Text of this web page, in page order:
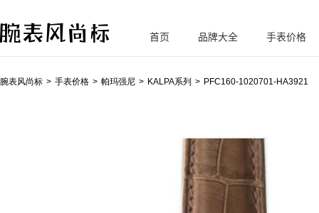
腕
首页 品牌大全 手表价格
腕表风尚标 手表价格 帕玛强尼 KALPA系列 PFC160-1020701-HA3921